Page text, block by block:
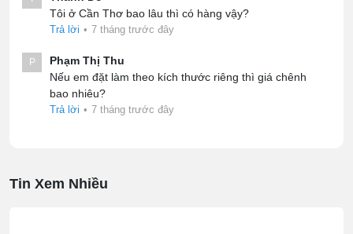
Tôi ở Cần Thơ bao lâu thì có hàng vậy?
Trả lời • 7 tháng trước đây
P
Phạm Thị Thu
Nếu em đặt làm theo kích thước riêng thì giá chênh
bao nhiêu?
Trả lời • 7 tháng trước đây
Tin Xem Nhiều